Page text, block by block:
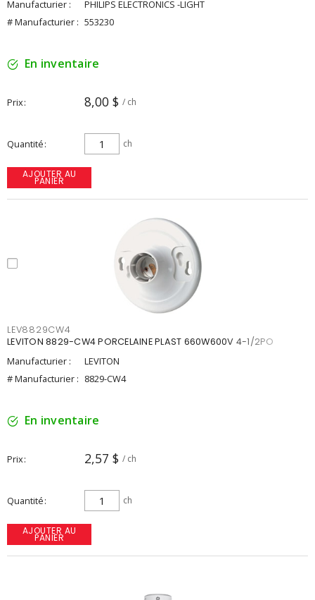
Manufacturier :
PHILIPS ELECTRONICS -LIGHT
# Manufacturier : 553230
En inventaire
Prix 8,00 $ / ch
Quantité ch
AJOUTER AU
PANIER
LEV8829CW4
LEVITON 8829-CW4 PORCELAINE PLAST 660W600V 4-1/2PO
Manufacturier :
LEVITON
# Manufacturier : 8829-CW4
En inventaire
Prix 2,57 $ / ch
Quantité ch
AJOUTER AU
PANIER